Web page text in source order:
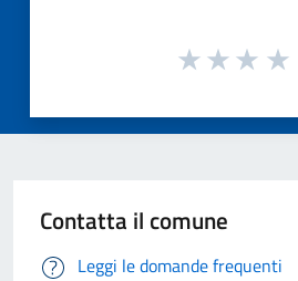
Contatta il comune
Leggi le domande frequenti